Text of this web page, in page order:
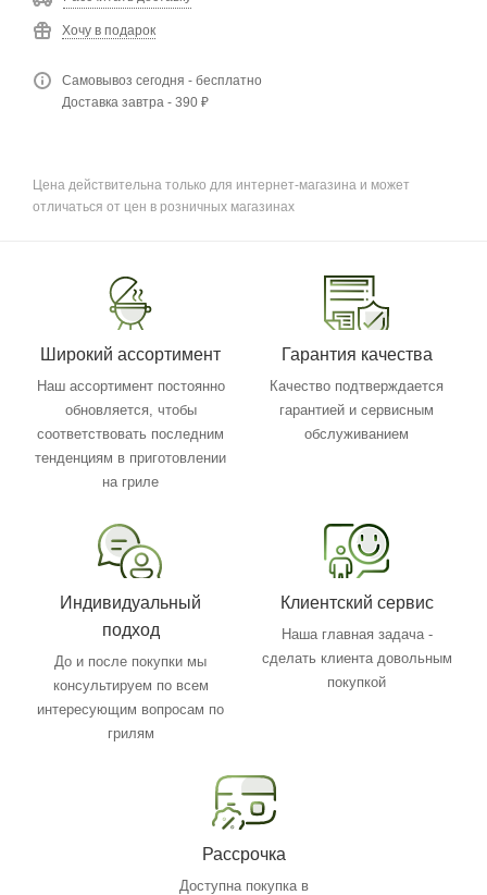
Хочу в подарок
Самовывоз сегодня - бесплатно
Доставка завтра - 390 ₽
Цена действительна только для интернет-магазина и может
отличаться от цен в розничных магазинах
Широкий ассортимент
Наш ассортимент постоянно
обновляется, чтобы
соответствовать последним
тенденциям в приготовлении
на гриле
Гарантия качества
Качество подтверждается
гарантией и сервисным
обслуживанием
Индивидуальный
подход
До и после покупки мы
консультируем по всем
интересующим вопросам по
грилям
Клиентский сервис
Наша главная задача -
сделать клиента довольным
покупкой
Рассрочка
Доступна покупка в